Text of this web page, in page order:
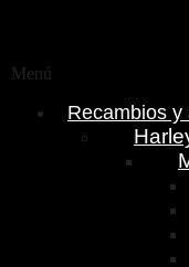
Menú
Recambios y